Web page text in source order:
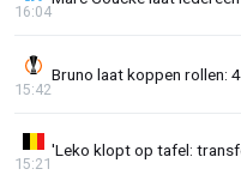
16:04
Bruno laat koppen rollen:
15:42
'Leko klopt op tafel:
15:21